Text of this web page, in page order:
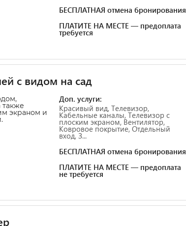
БЕСПЛАТНАЯ отмена бронирования
ПЛАТИТЕ НА МЕСТЕ — предоплата
требуется
с видом на сад
экраном и
Доп. услуги:
Красивый вид, Телевизор,
Кабельные каналы, Телевизор с
плоским экраном, Вентилятор,
Ковровое покрытие, Отдельный
вход, З...
БЕСПЛАТНАЯ отмена бронирования
ПЛАТИТЕ НА МЕСТЕ — предоплата
не требуется